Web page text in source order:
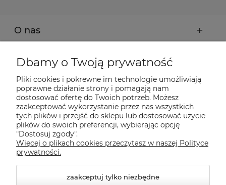
O nas
Moje konto
Płatności i dostawa
Pomoc
Informacje
Dbamy o Twoją prywatność
Pliki cookies i pokrewne im technologie umożliwiają
poprawne działanie strony i pomagają nam
dostosować ofertę do Twoich potrzeb. Możesz
zaakceptować wykorzystanie przez nas wszystkich
tych plików i przejść do sklepu lub dostosować użycie
plików do swoich preferencji, wybierając opcję
"Dostosuj zgody".
Więcej o plikach cookies przeczytasz w naszej Polityce
prywatności.
zaakceptuj tylko niezbędne